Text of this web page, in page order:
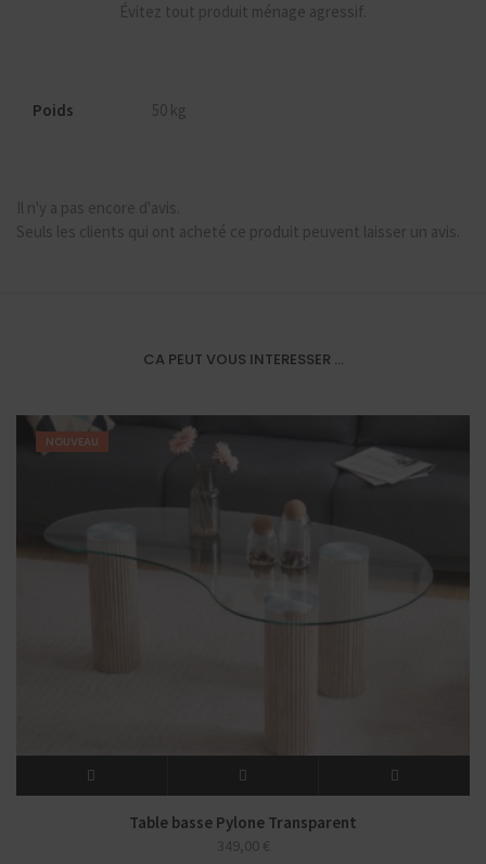
Évitez tout produit ménage agressif.
Poids 50 kg
Il n'y a pas encore d'avis.
Seuls les clients qui ont acheté ce produit peuvent laisser un avis.
CA PEUT VOUS INTERESSER ...
NOUVEAU
Table basse Pylone Transparent
349,00 €